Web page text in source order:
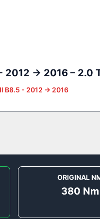
2012 -> 2016– 2.0
B8.5 - 2012 -> 2016
ORIGINAL
380 Nm